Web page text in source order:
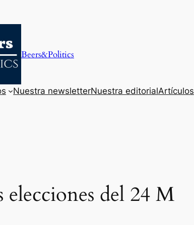
Beers&Politics
Nuestra newsletterNuestra editorialArtículos
elecciones del 24 M